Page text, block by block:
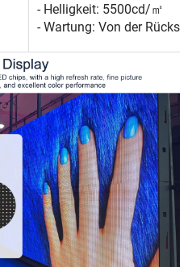
- Helligkeit: 5500cd/㎡
- Wartung: Von der